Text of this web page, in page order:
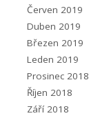
Červen 2019
Duben 2019
Březen 2019
Leden 2019
Prosinec 2018
Říjen 2018
Září 2018